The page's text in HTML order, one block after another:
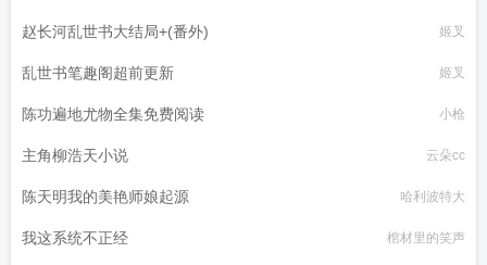
赵长河乱世书大结局+(番外) 姬叉
乱世书笔趣阁超前更新 姬叉
陈功遍地尤物全集免费阅读 小枪
主角柳浩天小说 云朵cc
陈天明我的美艳师娘起源 哈利波特大
我这系统不正经 棺材里的笑声